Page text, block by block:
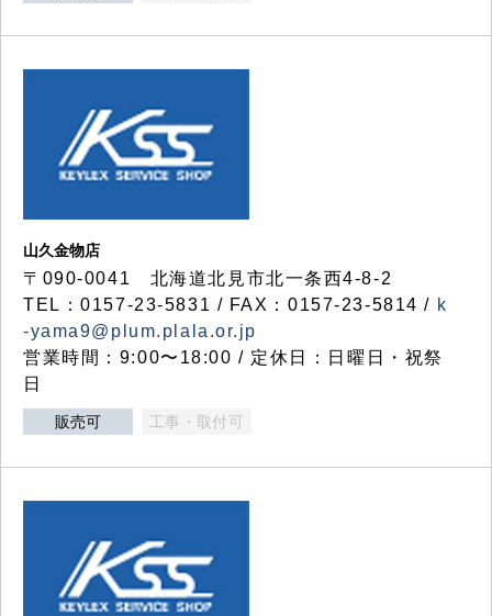
山久金物店
〒090-0041 北海道北見市北一条西4-8-2
TEL：0157-23-5831 / FAX：0157-23-5814 / k
-yama9@plum.plala.or.jp
営業時間：9:00〜18:00 / 定休日：日曜日・祝祭
日
販売可 工事・取付可